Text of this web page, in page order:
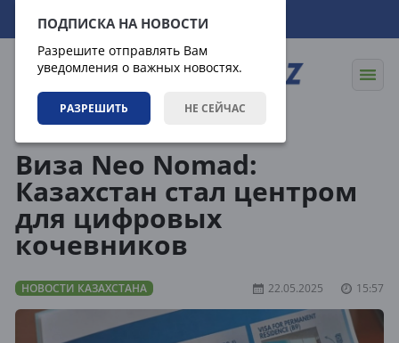
ПОДПИСКА НА НОВОСТИ
Разрешите отправлять Вам
уведомления о важных новостях.
РАЗРЕШИТЬ НЕ СЕЙЧАС
10.08.2026 13:11:58
Виза Neo Nomad:
Казахстан стал центром
для цифровых
кочевников
НОВОСТИ КАЗАХСТАНА 22.05.2025 15:57